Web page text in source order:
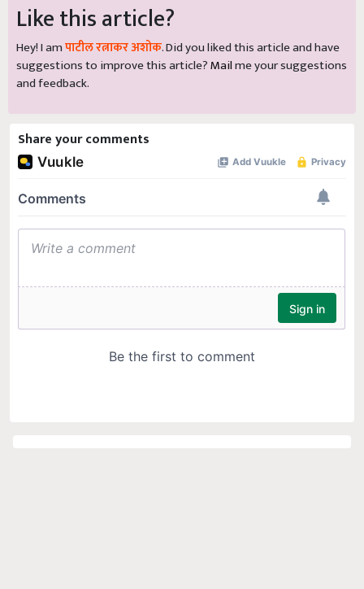
Like this article?
Hey! I amपाटील रत्नाकर अशोक. Did you liked this article and have
suggestions to improve this article?Mailme your suggestions
and feedback.
Share your comments